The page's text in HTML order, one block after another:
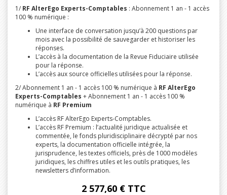
1/ RF AlterEgo Experts-Comptables : Abonnement 1 an - 1 accès
100 % numérique :
Une interface de conversation jusqu’à 200 questions par
mois avec la possibilité de sauvegarder et historiser les
réponses.
L’accès à la documentation de la Revue Fiduciaire utilisée
pour la réponse.
L’accès aux source officielles utilisées pour la réponse.
2/ Abonnement 1 an - 1 accès 100 % numérique à RF AlterEgo
Experts-Comptables + Abonnement 1 an - 1 accès 100 %
numérique à RF Premium
L’accès RF AlterEgo Experts-Comptables.
L’accès RF Premium : l’actualité juridique actualisée et
commentée, le fonds pluridisciplinaire décrypté par nos
experts, la documentation officielle intégrée, la
jurisprudence, les textes officiels, près de 1000 modèles
juridiques, les chiffres utiles et les outils pratiques, les
newsletters d’information.
2 577,60 € TTC